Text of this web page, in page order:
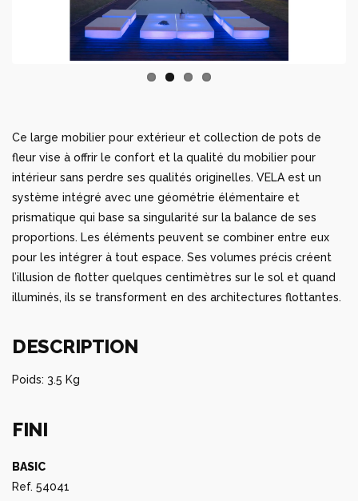
Ce large mobilier pour extérieur et collection de pots de
fleur vise à offrir le confort et la qualité du mobilier pour
intérieur sans perdre ses qualités originelles. VELA est un
système intégré avec une géométrie élémentaire et
prismatique qui base sa singularité sur la balance de ses
proportions. Les éléments peuvent se combiner entre eux
pour les intégrer à tout espace. Ses volumes précis créent
l’illusion de flotter quelques centimètres sur le sol et quand
illuminés, ils se transforment en des architectures flottantes.
DESCRIPTION
Poids: 3.5 Kg
FINI
BASIC
Ref. 54041